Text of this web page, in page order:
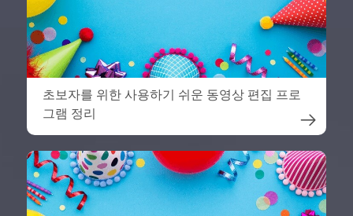
초보자를 위한 사용하기 쉬운 동영상 편집 프로
그램 정리
